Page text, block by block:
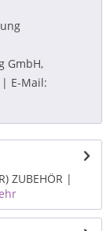
GmbH,
| E-Mail:
ZUBEHÖR |